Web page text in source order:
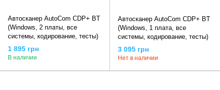
Автосканер AutoCom CDP+ BT
(Windows, 2 платы, все
системы, кодирование, тесты)
1 895 грн
В наличии
Автосканер AutoCom CDP+ BT
(Windows, 1 плата, все
системы, кодирование, тесты)
3 095 грн
Нет в наличии